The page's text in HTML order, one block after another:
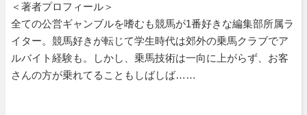
＜著者プロフィール＞
全ての公営ギャンブルを嗜むも競馬が1番好きな編集部所属ラ
イター。競馬好きが転じて学生時代は郊外の乗馬クラブでア
ルバイト経験も。しかし、乗馬技術は一向に上がらず、お客
さんの方が乗れてることもしばしば……